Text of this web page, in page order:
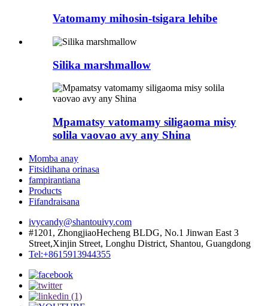
Vatomamy mihosin-tsigara lehibe
Silika marshmallow
Mpamatsy vatomamy siligaoma misy
solila vaovao avy any Shina
Momba anay
Fitsidihana orinasa
fampirantiana
Products
Fifandraisana
ivycandy@shantouivy.com
#1201, ZhongjiaoHecheng BLDG, No.1 Jinwan East 3
Street,Xinjin Street, Longhu District, Shantou, Guangdong
Tel:+8615913944355